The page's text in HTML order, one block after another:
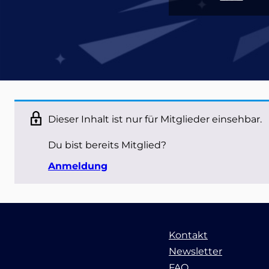
Dieser Inhalt ist nur für Mitglieder einsehbar.
Du bist bereits Mitglied?
Anmeldung
Kontakt
Newsletter